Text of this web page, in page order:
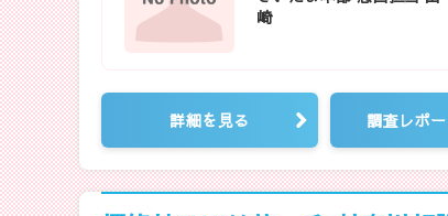
崎
詳細を見る 調査レポ